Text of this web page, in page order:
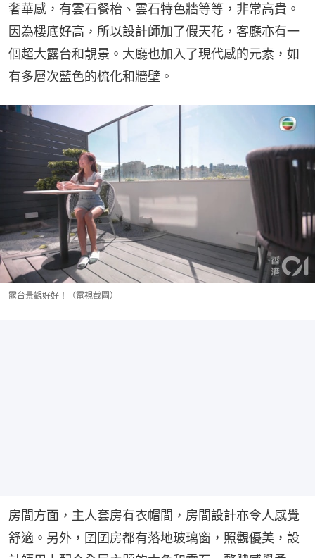
奢華感，有雲石餐枱、雲石特色牆等等，非常高貴。
因為樓底好高，所以設計師加了假天花，客廳亦有一
個超大露台和靚景。大廳也加入了現代感的元素，如
有多層次藍色的梳化和牆壁。
露台景觀好好！（電視截圖）
房間方面，主人套房有衣帽間，房間設計亦令人感覺
舒適。另外，囝囝房都有落地玻璃窗，照觀優美，設